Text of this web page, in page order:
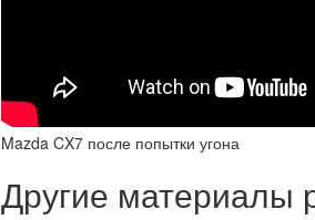
Mazda CX7 после попытки угона
Другие материалы